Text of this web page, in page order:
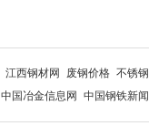
江西钢材网 废钢价格 不锈钢
中国冶金信息网 中国钢铁新